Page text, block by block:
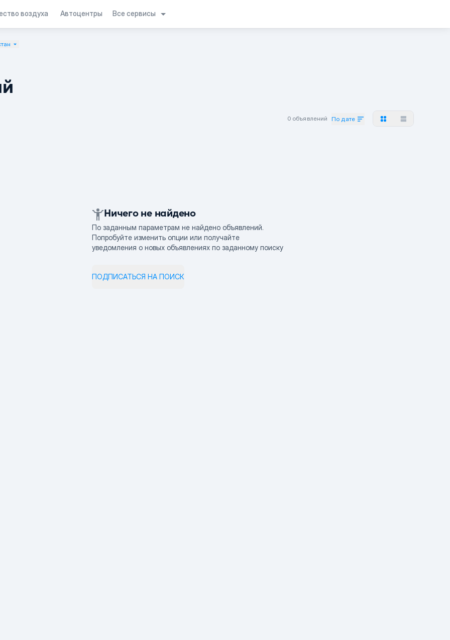
воздуха Автоцентры Все сервисы
0 объявлений По дате
Ничего не найдено
По заданным параметрам не найдено объявлений.
Попробуйте изменить опции или получайте
уведомления о новых объявлениях по заданному поиску
ПОДПИСАТЬСЯ НА ПОИСК